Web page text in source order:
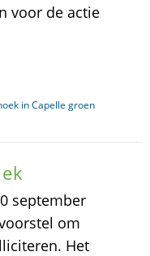
voor de actie
in Capelle groen
september
om
Het